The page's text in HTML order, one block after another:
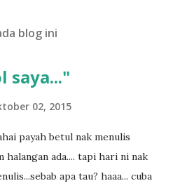
blog ini
saya..."
02, 2015
payah betul nak menulis
halangan ada.... tapi hari ni nak
apa tau? haaa... cuba